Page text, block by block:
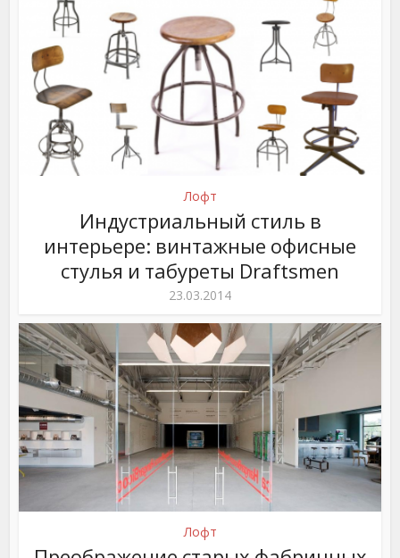
Лофт
Индустриальный стиль в
интерьере: винтажные офисные
стулья и табуреты Draftsmen
23.03.2014
Лофт